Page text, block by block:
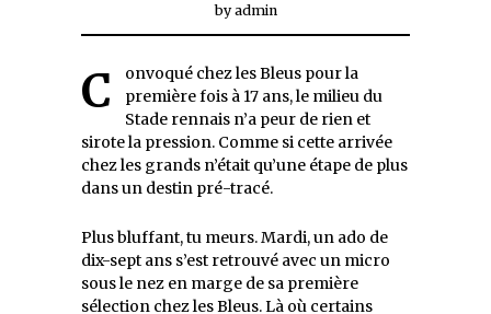
byadmin
Convoqué chez les Bleus pour la
première fois à 17 ans, le milieu du
Stade rennais n’a peur de rien et
sirote la pression. Comme si cette arrivée
chez les grands n’était qu’une étape de plus
dans un destin pré-tracé.
Plus bluffant, tu meurs. Mardi, un ado de
dix-sept ans s’est retrouvé avec un micro
sous le nez en marge de sa première
sélection chez les Bleus. Là où certains